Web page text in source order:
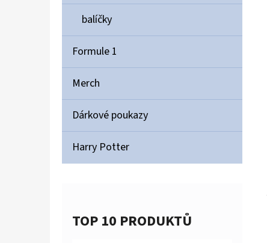
balíčky
Formule 1
Merch
Dárkové poukazy
Harry Potter
TOP 10 PRODUKTŮ